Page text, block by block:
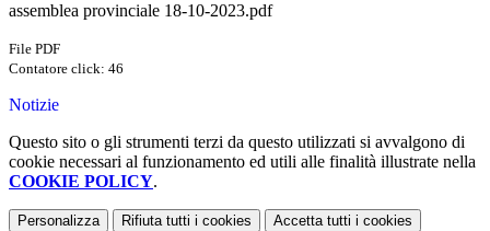
assemblea provinciale 18-10-2023.pdf
File PDF
Contatore click: 46
Notizie
Questo sito o gli strumenti terzi da questo utilizzati si avvalgono di
cookie necessari al funzionamento ed utili alle finalità illustrate nella
COOKIE POLICY.
Personalizza Rifiuta tutti i cookies Accetta tutti i cookies